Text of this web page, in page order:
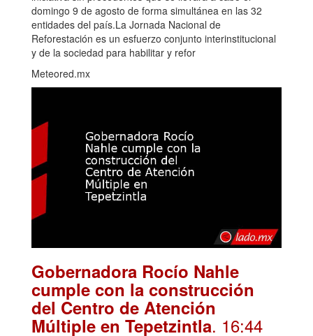
domingo 9 de agosto de forma simultánea en las 32
entidades del país.La Jornada Nacional de
Reforestación es un esfuerzo conjunto interinstitucional
y de la sociedad para habilitar y refor
Meteored.mx
Gobernadora Rocío Nahle
cumple con la construcción
del Centro de Atención
Múltiple en Tepetzintla. 16:44